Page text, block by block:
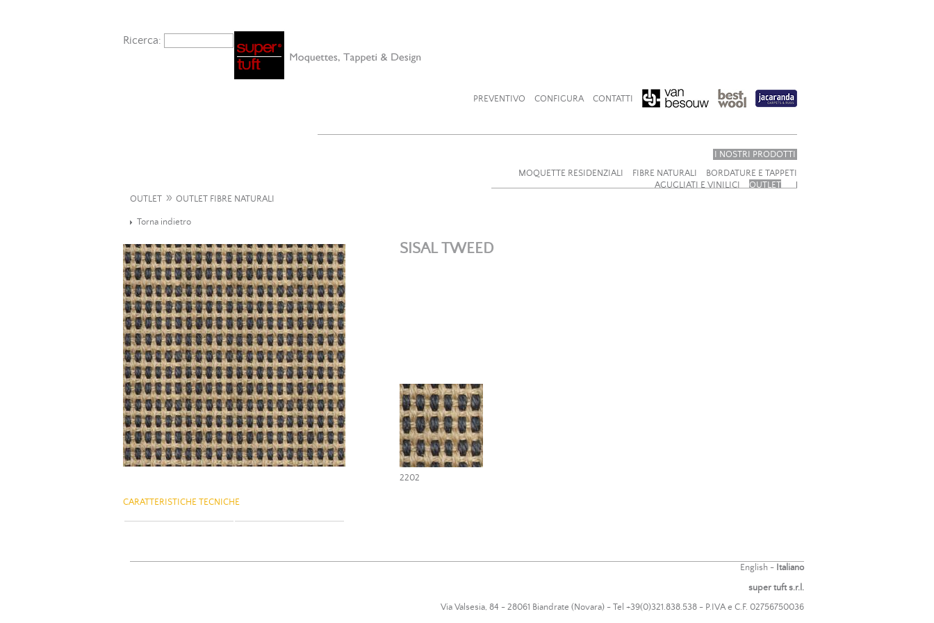
Ricerca:
PREVENTIVO CONFIGURA CONTATTI
I NOSTRI PRODOTTI
MOQUETTE RESIDENZIALI
FIBRE NATURALI
BORDATURE E TAPPETI
AGUGLIATI E VINILICI
OUTLET
OUTLET » OUTLET FIBRE NATURALI
Torna indietro
SISAL TWEED
2202
CARATTERISTICHE TECNICHE
English - Italiano
super tuft s.r.l.
Via Valsesia, 84 - 28061 Biandrate (Novara) - Tel +39(0)321.838.538 - P.IVA e C.F. 02756750036